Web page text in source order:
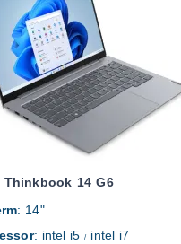
Thinkbook 14 G6
: 14"
: intel i5/ intel i7